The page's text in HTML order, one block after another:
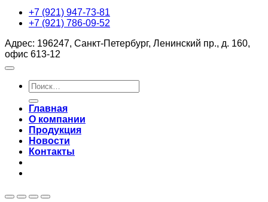
+7 (921) 947-73-81
+7 (921) 786-09-52
Адрес: 196247, Санкт-Петербург, Ленинский пр., д. 160,
офис 613-12
Искать:
Главная
О компании
Продукция
Новости
Контакты